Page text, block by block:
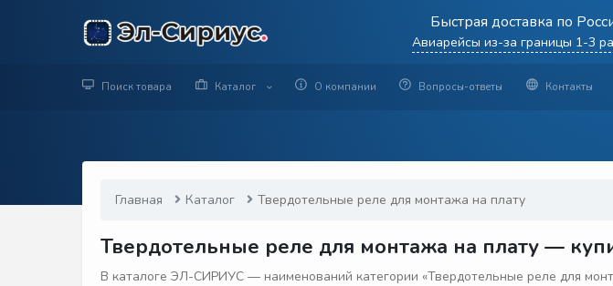
Быстрая доставка по
Авиарейсы из-за границы 1-3
Поиск товара Каталог О компании Вопросы-ответы Контакты
Главная Каталог Твердотельные реле для монтажа на плату
Твердотельные реле для монтажа на плату —
В каталоге ЭЛ-СИРИУС — наименований категории «Твердотельные реле для